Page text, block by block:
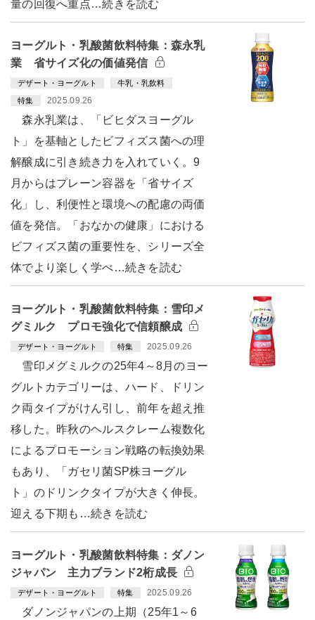
量の回復へ重点…続きを読む
ヨーグルト・乳酸菌飲料特集：森永乳
業 省サイズ化の価値発信
デザート・ヨーグルト 牛乳・乳飲料
特集 2025.09.26
森永乳業は、「ビヒダスヨーグル
ト」を基軸としたビフィズス菌への理
解醸成に引き続き力を入れていく。9
月からはプレーン容器を「省サイズ
化」し、利便性と環境への配慮の両価
値を発信。「おなかの健康」における
ビフィズス菌の重要性を、シリーズ全
体でより楽しく学べ…続きを読む
ヨーグルト・乳酸菌飲料特集：雪印メ
グミルク プロモ強化で信頼醸成
デザート・ヨーグルト 特集 2025.09.26
雪印メグミルクの25年4～8月のヨー
グルトカテゴリーは、ハード、ドリン
ク両タイプがけん引し、前年を超え推
移した。昨秋のヘルスクレーム複数化
によるプロモーション戦略の転換効果
もあり、「ガセリ菌SP株ヨーグル
ト」のドリンクタイプが大きく伸長。
迎える下期も…続きを読む
ヨーグルト・乳酸菌飲料特集：ダノン
ジャパン 主力ブランド2桁成長
デザート・ヨーグルト 特集 2025.09.26
ダノンジャパンの上期（25年1～6